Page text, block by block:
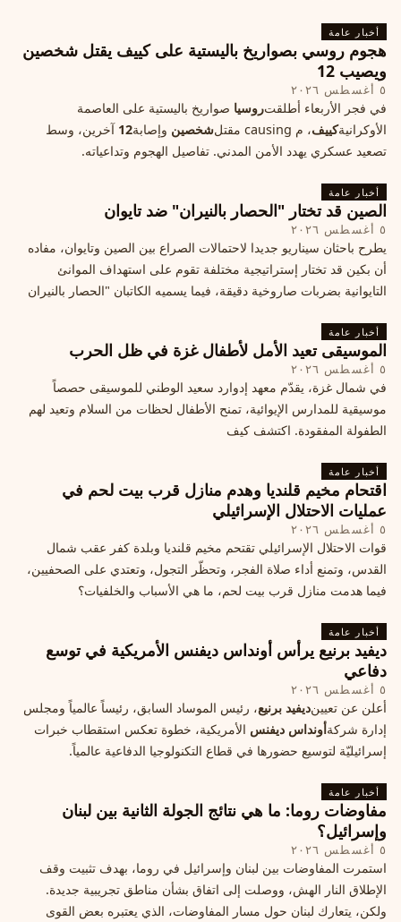
أخبار عامة
هجوم روسي بصواريخ باليستية على كييف يقتل شخصين
ويصيب 12
٥ أغسطس ٢٠٢٦
في فجر الأربعاء أطلقتروسيا صواريخ باليستية على العاصمة
الأوكرانيةكييف، م causing مقتل شخصين وإصابة12 آخرين، وسط
تصعيد عسكري يهدد الأمن المدني. تفاصيل الهجوم وتداعياته.
أخبار عامة
الصين قد تختار "الحصار بالنيران" ضد تايوان
٥ أغسطس ٢٠٢٦
يطرح باحثان سيناريو جديدا لاحتمالات الصراع بين الصين وتايوان، مفاده
أن بكين قد تختار إستراتيجية مختلفة تقوم على استهداف الموانئ
التايوانية بضربات صاروخية دقيقة، فيما يسميه الكاتبان "الحصار بالنيران
أخبار عامة
الموسيقى تعيد الأمل لأطفال غزة في ظل الحرب
٥ أغسطس ٢٠٢٦
في شمال غزة، يقدّم معهد إدوارد سعيد الوطني للموسيقى حصصاً
موسيقية للمدارس الإيوائية، تمنح الأطفال لحظات من السلام وتعيد لهم
الطفولة المفقودة. اكتشف كيف
أخبار عامة
اقتحام مخيم قلنديا وهدم منازل قرب بيت لحم في
عمليات الاحتلال الإسرائيلي
٥ أغسطس ٢٠٢٦
قوات الاحتلال الإسرائيلي تقتحم مخيم قلنديا وبلدة كفر عقب شمال
القدس، وتمنع أداء صلاة الفجر، وتحظّر التجول، وتعتدي على الصحفيين،
فيما هدمت منازل قرب بيت لحم، ما هي الأسباب والخلفيات؟
أخبار عامة
ديفيد برنيع يرأس أونداس ديفنس الأمريكية في توسع
دفاعي
٥ أغسطس ٢٠٢٦
أعلن عن تعيينديفيد برنيع، رئيس الموساد السابق، رئيساً عالمياً ومجلس
إدارة شركةأونداس ديفنس الأمريكية، خطوة تعكس استقطاب خبرات
إسرائيليّة لتوسيع حضورها في قطاع التكنولوجيا الدفاعية عالمياً.
أخبار عامة
مفاوضات روما: ما هي نتائج الجولة الثانية بين لبنان
وإسرائيل؟
٥ أغسطس ٢٠٢٦
استمرت المفاوضات بين لبنان وإسرائيل في روما، بهدف تثبيت وقف
الإطلاق النار الهش، ووصلت إلى اتفاق بشأن مناطق تجريبية جديدة.
ولكن، يتعارك لبنان حول مسار المفاوضات، الذي يعتبره بعض القوى